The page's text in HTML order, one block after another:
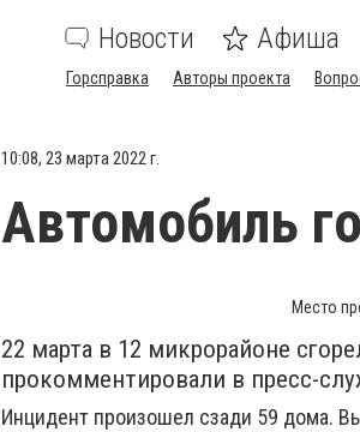
Новости Афиша
Горсправка Авторы проекта
10:08, 23 марта 2022 г.
Автомобиль
Место
22 марта в 12 микрорайоне
прокомментировали в пресс-
Инцидент произошел сзади 59 дома.